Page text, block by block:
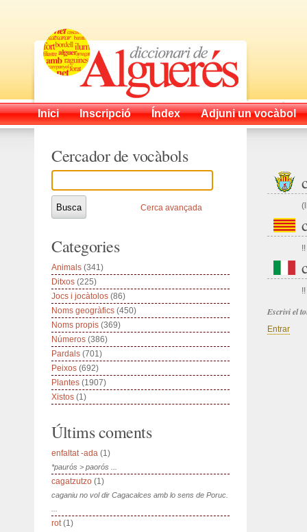
Inici Inscripció Índex Adjuni un vocàbol
!!
!!
Escrivi el
Entrar
Cercador de vocàbols
Cerca avançada
Categories
Animals (341)
Ditxos (225)
Jocs i jocàtolos (86)
Noms geogràfics (450)
Noms propis (369)
Números (386)
Pardals (701)
Peixos (692)
Plantes (1907)
Xistos (1)
Últims coments
enfaltat -ada (1)
*paurós > paorós ...
cagatzutzo (1)
caganiu no vol dir Cagacalces amb lo sens de Poruc.
rot(1)